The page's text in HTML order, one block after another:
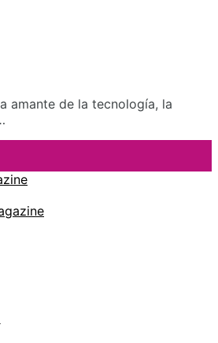
amante de la tecnología, la